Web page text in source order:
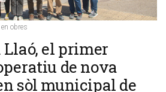
obres
Llaó, el primer
de nova
sòl municipal de